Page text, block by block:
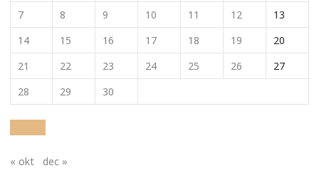
7
8 9 10 11 12
13
14
15 16 17 18 19
20
21
22 23 24 25 26
27
28
29 30
« okt dec »